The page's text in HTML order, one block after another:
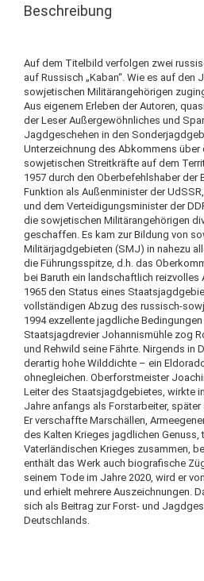
Beschreibung
Auf dem Titelbild verfolgen zwei
auf Russisch „Kaban“. Wie es auf den
sowjetischen Militärangehörigen
Aus eigenem Erleben der Autoren,
der Leser Außergewöhnliches und
Jagdgeschehen in den
Unterzeichnung des Abkommens
sowjetischen Streitkräfte auf dem
1957 durch den Oberbefehlshaber der
Funktion als Außenminister der
und dem Verteidigungsminister der
die sowjetischen Militärangehörigen
geschaffen. Es kam zur Bildung von
Militärjagdgebieten (SMJ) in nahezu
die Führungsspitze, d.h. das
bei Baruth ein landschaftlich reizvolles
1965 den Status eines
vollständigen Abzug des russisch-
1994 exzellente jagdliche
Staatsjagdrevier Johannismühle zog
und Rehwild seine Fährte. Nirgends in
derartig hohe Wilddichte – ein
ohnegleichen. Oberforstmeister
Leiter des Staatsjagdgebietes, wirkte
Jahre anfangs als Forstarbeiter, später
Er verschaffte Marschällen,
des Kalten Krieges jagdlichen Genuss,
Vaterländischen Krieges zusammen,
enthält das Werk auch biografische
seinem Tode im Jahre 2020, wird er
und erhielt mehrere Auszeichnungen.
sich als Beitrag zur Forst- und
Deutschlands.